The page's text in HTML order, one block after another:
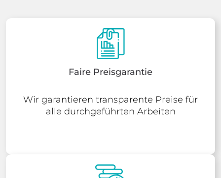
Faire Preisgarantie
Wir garantieren transparente Preise für
alle durchgeführten Arbeiten